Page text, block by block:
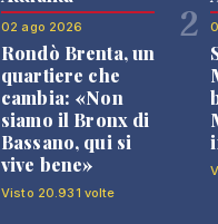
02 ago 2026
Rondò Brenta, un
quartiere che
cambia: «Non
siamo il Bronx di
Bassano, qui si
vive bene»
Visto 20.931 volte
2